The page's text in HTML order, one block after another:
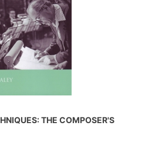
THE COMPOSER'S